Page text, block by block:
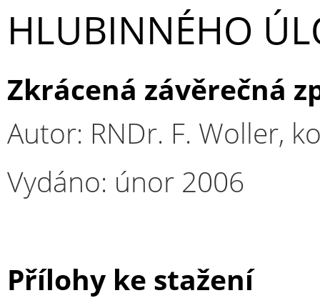
HLUBINNÉHO
Zkrácená závěrečná
Autor: RNDr. F. Woller,
Vydáno: únor 2006
Přílohy ke stažení